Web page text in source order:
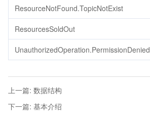
ResourceNotFound.TopicNotExist
ResourcesSoldOut
UnauthorizedOperation.PermissionDenied
上一篇: 数据结构
下一篇: 基本介绍